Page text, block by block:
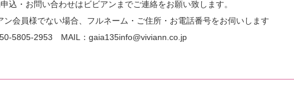
込・お問い合わせはビビアンまでご連絡をお願い致します。
会員様でない場合、フルネーム・ご住所・お電話番号をお伺いします
5805-2953 MAIL：gaia135info@viviann.co.jp